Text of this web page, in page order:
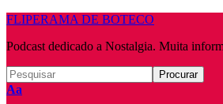
FLIPERAMA DE BOTECO
Podcast dedicado a Nostalgia. Muita
Redimensionar
Aa